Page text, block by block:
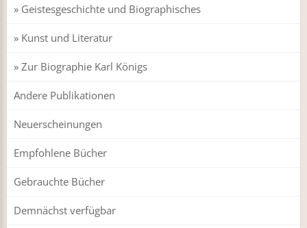
Geistesgeschichte und Biographisches
Kunst und Literatur
Zur Biographie Karl Königs
Andere Publikationen
Neuerscheinungen
Empfohlene Bücher
Gebrauchte Bücher
Demnächst verfügbar